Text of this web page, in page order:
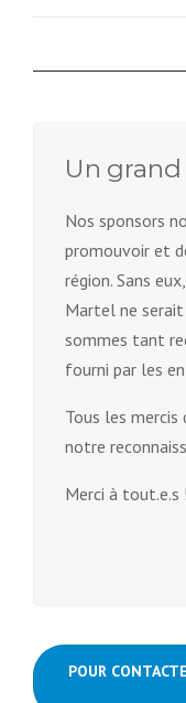
Un
Nos sponsors
promouvoir et
région. Sans
Martel ne
sommes tant
fourni par les
Tous les
notre
Merci à tout.e.s !
POUR